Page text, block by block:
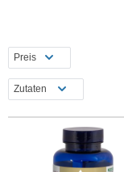
Preis
Zutaten